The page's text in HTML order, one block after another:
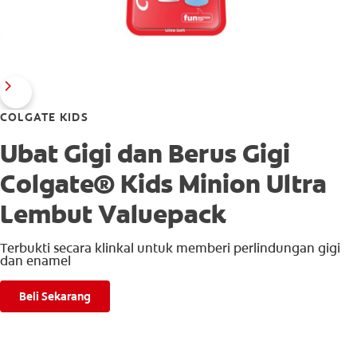
COLGATE KIDS
Ubat Gigi dan Berus Gigi
Colgate® Kids Minion Ultra
Lembut Valuepack
Terbukti secara klinkal untuk memberi perlindungan gigi
dan enamel
Beli Sekarang